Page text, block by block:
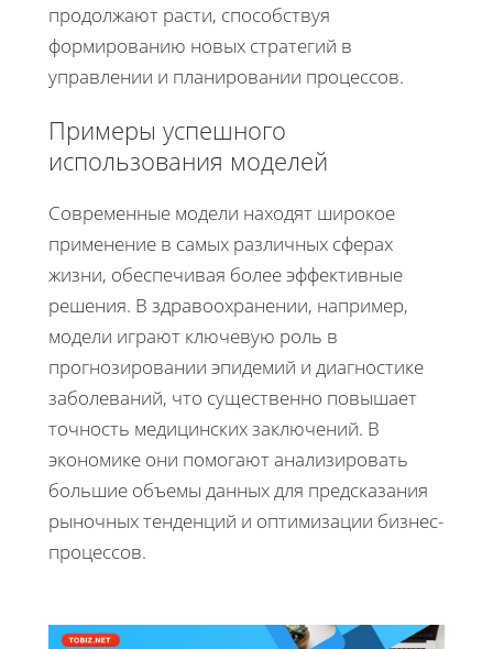
продолжают расти, способствуя
формированию новых стратегий в
управлении и планировании процессов.
Примеры успешного
использования моделей
Современные модели находят широкое
применение в самых различных сферах
жизни, обеспечивая более эффективные
решения. В здравоохранении, например,
модели играют ключевую роль в
прогнозировании эпидемий и диагностике
заболеваний, что существенно повышает
точность медицинских заключений. В
экономике они помогают анализировать
большие объемы данных для предсказания
рыночных тенденций и оптимизации бизнес-
процессов.